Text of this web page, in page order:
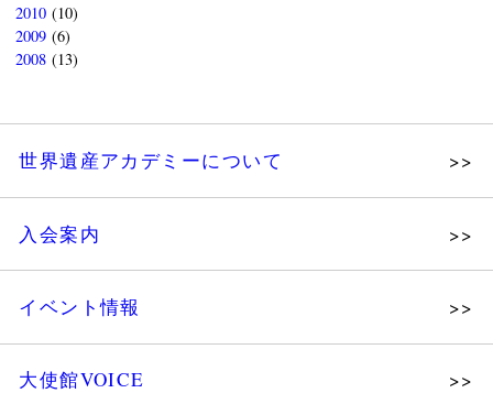
2010(10)
2009(6)
2008(13)
世界遺産アカデミーについて
組織図・役員
入会案内
イベント情報
大使館VOICE